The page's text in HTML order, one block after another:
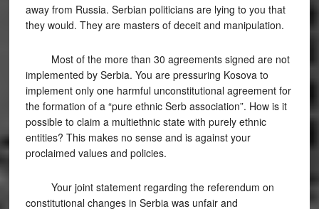
away from Russia. Serbian politicians are lying to you that
they would. They are masters of deceit and manipulation.
Most of the more than 30 agreements signed are not
implemented by Serbia. You are pressuring Kosova to
implement only one harmful unconstitutional agreement for
the formation of a “pure ethnic Serb association”. How is it
possible to claim a multiethnic state with purely ethnic
entities? This makes no sense and is against your
proclaimed values and policies.
Your joint statement regarding the referendum on
constitutional changes in Serbia was unfair and